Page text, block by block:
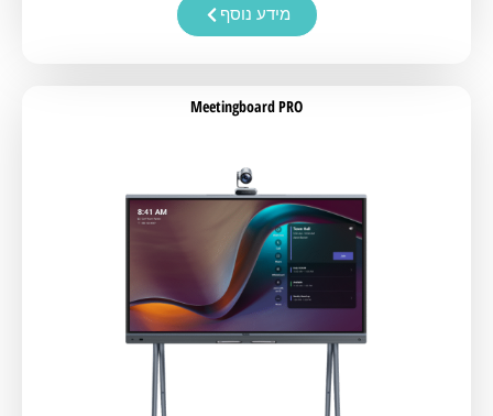
מידע נוסף
Meetingboard PRO